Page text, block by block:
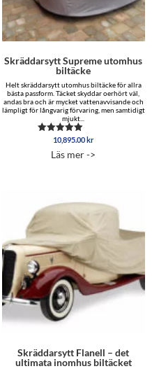
Skräddarsytt Supreme utomhus
biltäcke
Helt skräddarsytt utomhus biltäcke för allra
bästa passform. Täcket skyddar oerhört väl,
andas bra och är mycket vattenavvisande och
lämpligt för långvarig förvaring, men samtidigt
mjukt...
Betygsatt
av 5
10,895.00kr
Läs mer ->
Skräddarsytt Flanell – det
ultimata inomhus biltäcket